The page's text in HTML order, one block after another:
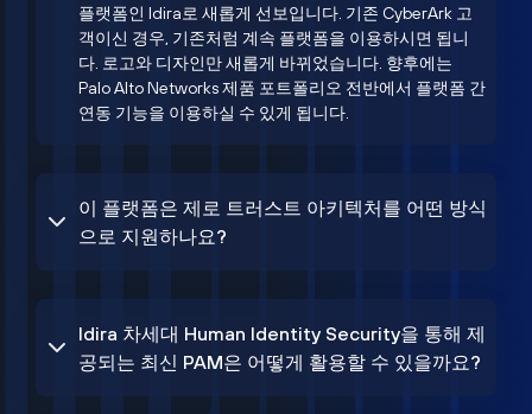
플랫폼인 Idira로 새롭게 선보입니다. 기존 CyberArk 고
객이신 경우, 기존처럼 계속 플랫폼을 이용하시면 됩니
다. 로고와 디자인만 새롭게 바뀌었습니다. 향후에는
Palo Alto Networks 제품 포트폴리오 전반에서 플랫폼 간
연동 기능을 이용하실 수 있게 됩니다.
이 플랫폼은 제로 트러스트 아키텍처를 어떤 방식
으로 지원하나요?
Idira 차세대 Human Identity Security을 통해 제
공되는 최신 PAM은 어떻게 활용할 수 있을까요?